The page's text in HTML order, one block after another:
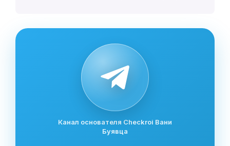
Канал основателя Checkroi Вани
Буявца